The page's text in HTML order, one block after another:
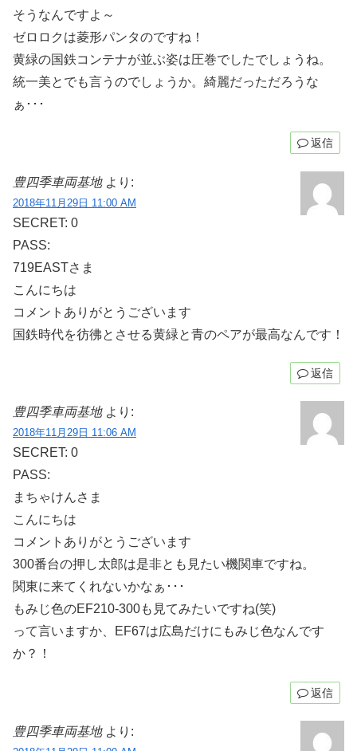
そうなんですよ～
ゼロロクは菱形パンタのですね！
黄緑の国鉄コンテナが並ぶ姿は圧巻でしたでしょうね。
統一美とでも言うのでしょうか。綺麗だっただろうな
ぁ･･･
返信
豊四季車両基地 より:
2018年11月29日 11:00 AM
SECRET: 0
PASS:
719EASTさま
こんにちは
コメントありがとうございます
国鉄時代を彷彿とさせる黄緑と青のペアが最高なんです！
返信
豊四季車両基地 より:
2018年11月29日 11:06 AM
SECRET: 0
PASS:
まちゃけんさま
こんにちは
コメントありがとうございます
300番台の押し太郎は是非とも見たい機関車ですね。
関東に来てくれないかなぁ･･･
もみじ色のEF210-300も見てみたいですね(笑)
って言いますか、EF67は広島だけにもみじ色なんです
か？！
返信
豊四季車両基地 より: